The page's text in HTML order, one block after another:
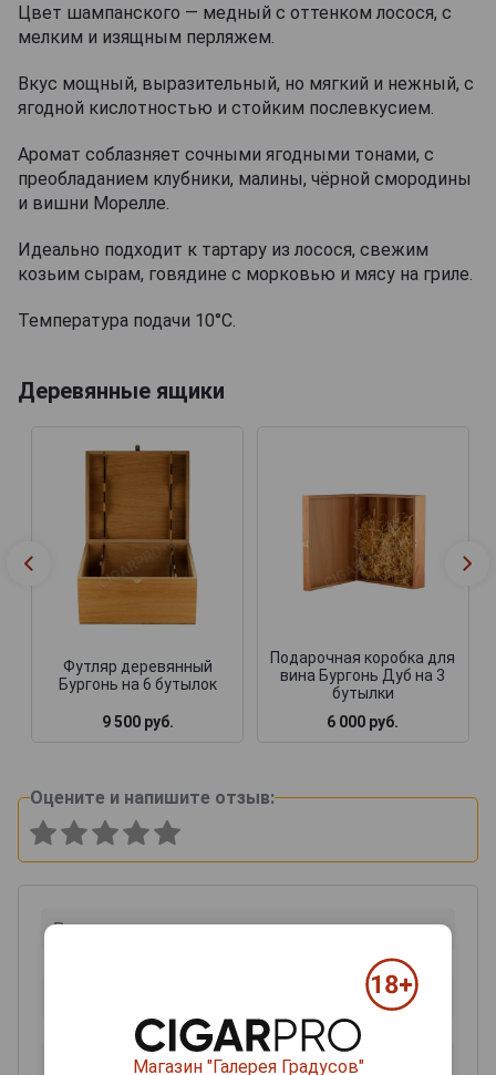
Цвет шампанского — медный с оттенком лосося, с
мелким и изящным перляжем.
Вкус мощный, выразительный, но мягкий и нежный, с
ягодной кислотностью и стойким послевкусием.
Аромат соблазняет сочными ягодными тонами, с
преобладанием клубники, малины, чёрной смородины
и вишни Морелле.
Идеально подходит к тартару из лосося, свежим
козьим сырам, говядине с морковью и мясу на гриле.
Температура подачи 10°С.
Деревянные ящики
Футляр деревянный
Бургонь на 6 бутылок
9 500 руб.
Подарочная коробка для
вина Бургонь Дуб на 3
бутылки
6 000 руб.
Оцените и напишите отзыв:
Магазин "Галерея Градусов"